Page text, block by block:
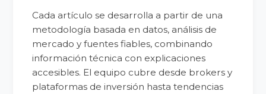
Cada artículo se desarrolla a partir de una
metodología basada en datos, análisis de
mercado y fuentes fiables, combinando
información técnica con explicaciones
accesibles. El equipo cubre desde brokers y
plataformas de inversión hasta tendencias